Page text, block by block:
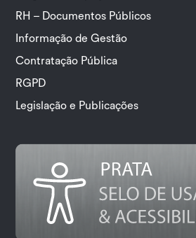
RH – Documentos Públicos
Informação de Gestão
Contratação Pública
RGPD
Legislação e Publicações